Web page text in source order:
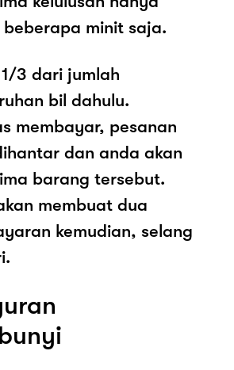
minit saja.
3 dari jumlah
bil dahulu.
membayar, pesanan
dan anda akan
barang tersebut.
membuat dua
kemudian, selang